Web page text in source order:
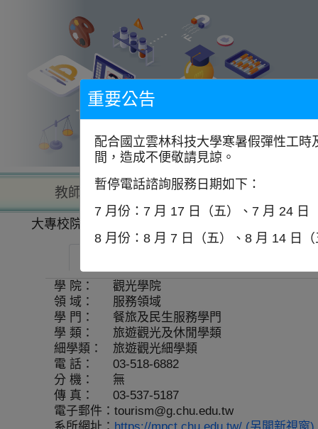
教師查詢 學校查詢
大專校院一覽表
學 院：
觀光學院
領 域：
服務領域
學 門：
餐旅及民生服務學門
學 類：
旅遊觀光及休閒學類
細學類：
旅遊觀光細學類
電 話：
03-518-6882
分 機：
無
傳 真：
03-537-5187
電子郵件： tourism@g.chu.edu.tw
重要公告
配合國立雲林科技大學寒暑假彈性工
間，造成不便敬請見諒。
暫停電話諮詢服務日期如下：
7 月份：7 月 17 日（五）、7 月 24 日
8 月份：8 月 7 日（五）、8 月 14 日（